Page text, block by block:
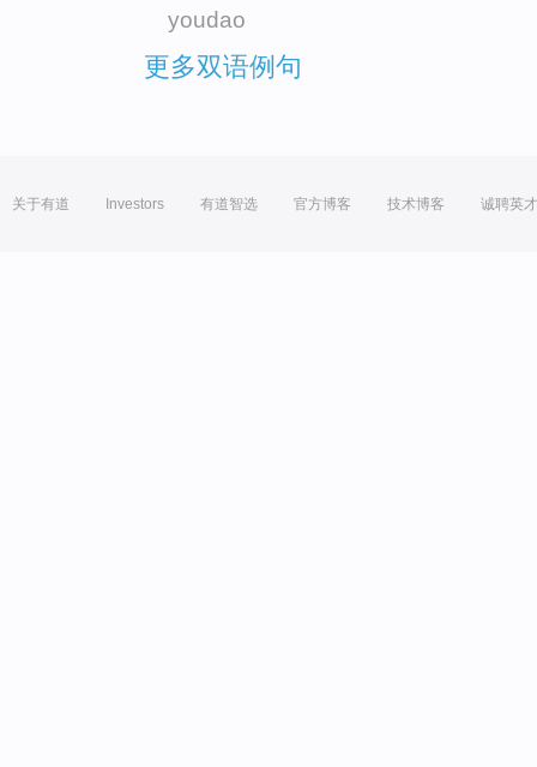
youdao
更多双语例句
关于有道 Investors 有道智选 官方博客 技术博客 诚聘英才